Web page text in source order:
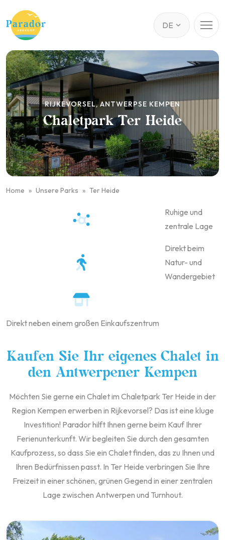
RIJKEVORSEL, ANTWERPSE KEMPEN
Chaletpark Ter Heide
Home Unsere Parks Ter Heide
Ruhige und
zentrale Lage
Direkt beim
Natur- und
Wandergebiet
Direkt neben einem großen Einkaufszentrum
Kaufen Sie Ihr eigenes Chalet in
den Antwerpener Kempen
Möchten Sie gerne ein Chalet im Chaletpark Ter Heide in der
Region Kempen erwerben in Rijkevorsel? Das ist eine kluge
Investition! Parador hilft Ihnen gerne beim Kauf Ihrer
Ferienunterkunft. Wir begleiten Sie durch den gesamten
Kaufprozess, so dass Sie ein Chalet finden, das zu Ihnen und
Ihren Bedürfnissen passt. In Ter Heide verbringen Sie Ihre
Freizeit in einer schönen, grünen Gegend in einer zentralen
Lage zwischen Antwerpen und Turnhout.